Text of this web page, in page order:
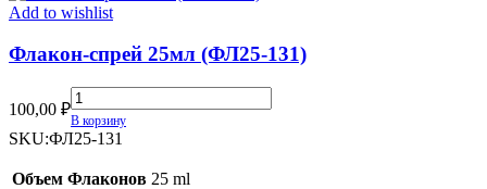
Add to wishlist
Флакон-спрей 25мл (ФЛ25-131)
100,00 ₽
Флакон-
спрей
25мл
131)
В корзину
SKU:ФЛ25-131
Объем Флаконов 25 ml